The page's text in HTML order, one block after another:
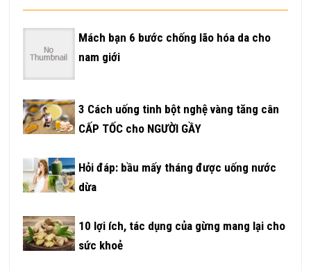
Mách bạn 6 bước chống lão hóa da cho
nam giới
3 Cách uống tinh bột nghệ vàng tăng cân
CẤP TỐC cho NGƯỜI GẦY
Hỏi đáp: bầu mấy tháng được uống nước
dừa
10 lợi ích, tác dụng của gừng mang lại cho
sức khoẻ